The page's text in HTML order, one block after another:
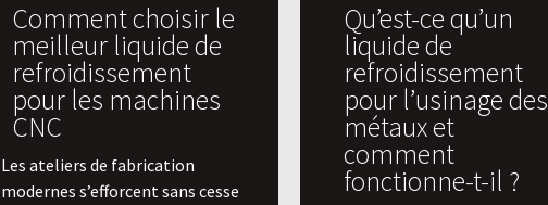
Comment choisir le
meilleur liquide de
refroidissement
pour les machines
CNC
Les ateliers de fabrication
modernes s’efforcent sans cesse
Qu’est-ce qu’un
liquide de
refroidissement
pour l’usinage des
métaux et
comment
fonctionne-t-il ?